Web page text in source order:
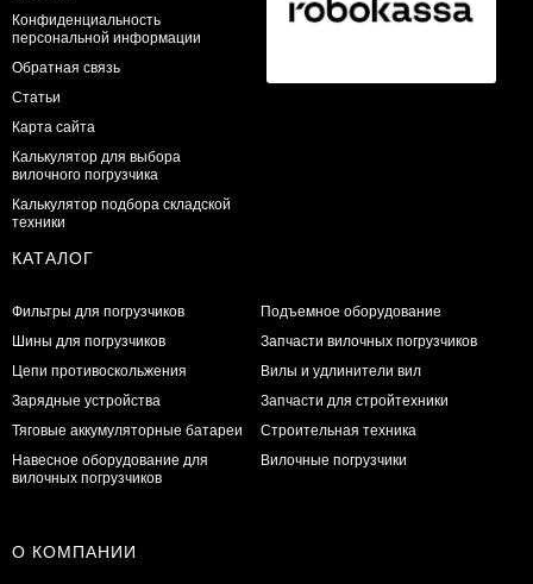
Конфиденциальность
персональной информации
Обратная связь
Статьи
Карта сайта
Калькулятор для выбора
вилочного погрузчика
Калькулятор подбора складской
техники
КАТАЛОГ
Фильтры для погрузчиков
Шины для погрузчиков
Цепи противоскольжения
Зарядные устройства
Тяговые аккумуляторные батареи
Навесное оборудование для
вилочных погрузчиков
Подъемное оборудование
Запчасти вилочных погрузчиков
Вилы и удлинители вил
Запчасти для стройтехники
Строительная техника
Вилочные погрузчики
О КОМПАНИИ